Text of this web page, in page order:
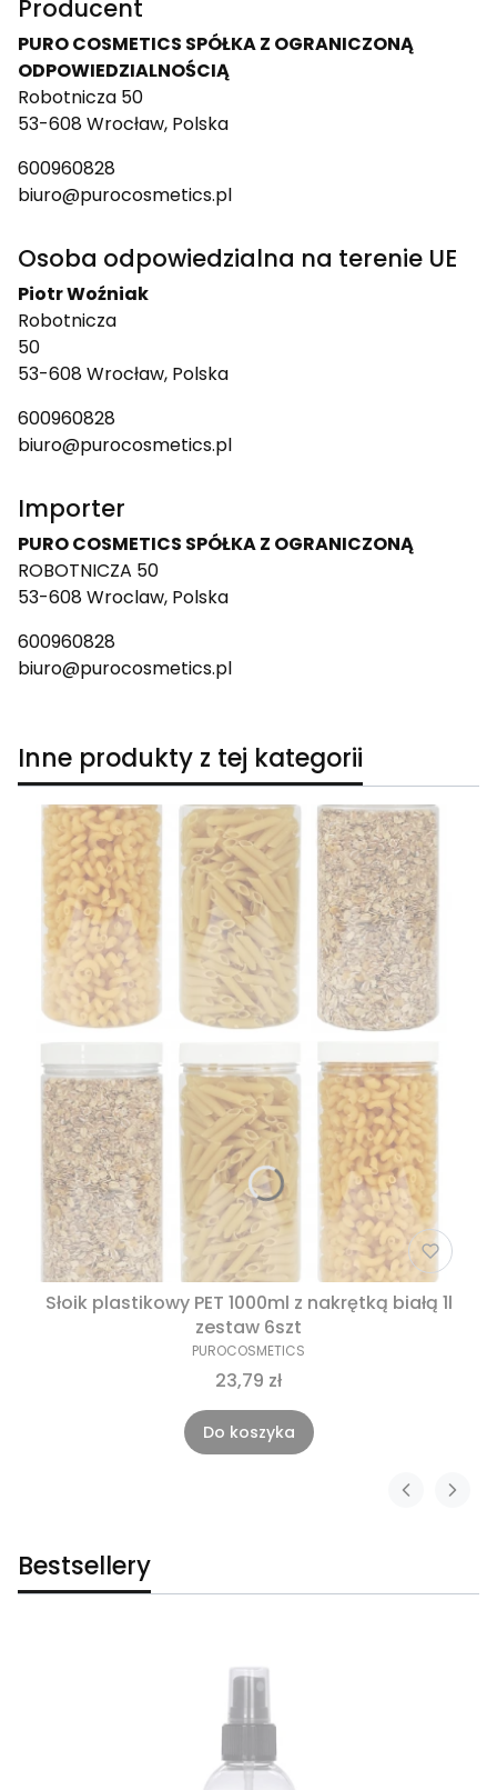
Producent
PURO COSMETICS SPÓŁKA Z OGRANICZONĄ
ODPOWIEDZIALNOŚCIĄ
Robotnicza 50
53-608 Wrocław, Polska
600960828
biuro@purocosmetics.pl
Osoba odpowiedzialna na terenie UE
Piotr Woźniak
Robotnicza
50
53-608 Wrocław, Polska
600960828
biuro@purocosmetics.pl
Importer
PURO COSMETICS SPÓŁKA Z OGRANICZONĄ
ROBOTNICZA 50
53-608 Wroclaw, Polska
600960828
biuro@purocosmetics.pl
Inne produkty z tej kategorii
Słoik plastikowy PET 1000ml z nakrętką białą 1l
zestaw 6szt
PUROCOSMETICS
23,79 zł
Do koszyka
Bestsellery